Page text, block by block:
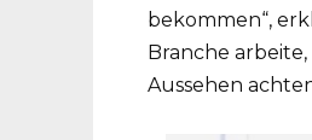
bekommen“,
Branche
Aussehen